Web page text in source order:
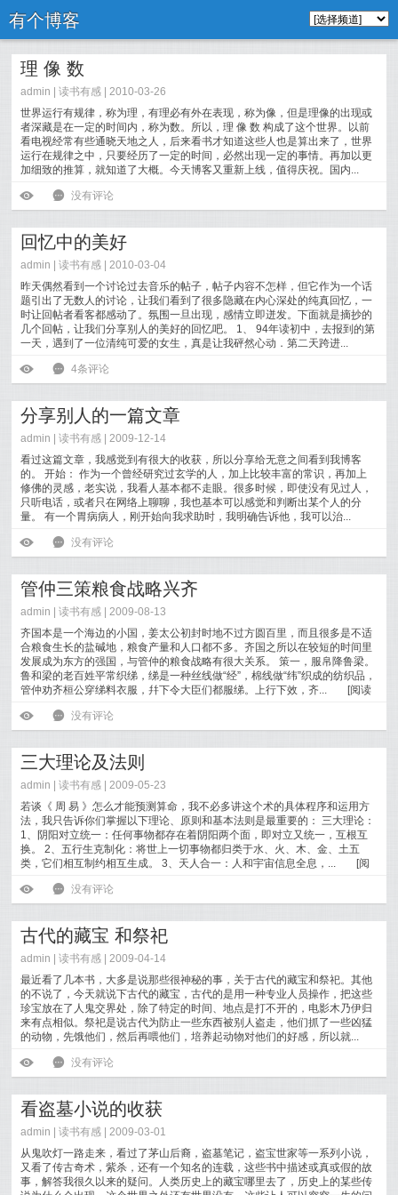
有个博客
理 像 数
admin |读书有感 | 2010-03-26
世界运行有规律，称为理，有理必有外在表现，称为像，但是理像的出现或
者深藏是在一定的时间内，称为数。所以，理 像 数 构成了这个世界。以前
看电视经常有些通晓天地之人，后来看书才知道这些人也是算出来了，世界
运行在规律之中，只要经历了一定的时间，必然出现一定的事情。再加以更
加细致的推算，就知道了大概。今天博客又重新上线，值得庆祝。国内...
ė
6 没有评论
回忆中的美好
admin |读书有感 | 2010-03-04
昨天偶然看到一个讨论过去音乐的帖子，帖子内容不怎样，但它作为一个话
题引出了无数人的讨论，让我们看到了很多隐藏在内心深处的纯真回忆，一
时让回帖者看客都感动了。氛围一旦出现，感情立即迸发。下面就是摘抄的
几个回帖，让我们分享别人的美好的回忆吧。 1、 94年读初中，去报到的第
一天，遇到了一位清纯可爱的女生，真是让我砰然心动．第二天跨进...
ė
6 4条评论
分享别人的一篇文章
admin |读书有感 | 2009-12-14
看过这篇文章，我感觉到有很大的收获，所以分享给无意之间看到我博客
的。 开始： 作为一个曾经研究过玄学的人，加上比较丰富的常识，再加上
修佛的灵感，老实说，我看人基本都不走眼。很多时候，即使没有见过人，
只听电话，或者只在网络上聊聊，我也基本可以感觉和判断出某个人的分
量。 有一个胃病病人，刚开始向我求助时，我明确告诉他，我可以治...
ė
6 没有评论
管仲三策粮食战略兴齐
admin |读书有感 | 2009-08-13
齐国本是一个海边的小国，姜太公初封时地不过方圆百里，而且很多是不适
合粮食生长的盐碱地，粮食产量和人口都不多。齐国之所以在较短的时间里
发展成为东方的强国，与管仲的粮食战略有很大关系。 策一，服帛降鲁梁。
鲁和梁的老百姓平常织绨，绨是一种丝线做“经”，棉线做“纬”织成的纺织品，
管仲劝齐桓公穿绨料衣服，幷下令大臣们都服绨。上行下效，齐...
[阅读
ė
6 没有评论
三大理论及法则
admin |读书有感 | 2009-05-23
若谈《 周 易 》怎么才能预测算命，我不必多讲这个术的具体程序和运用方
法，我只告诉你们掌握以下理论、原则和基本法则是最重要的： 三大理论：
1、阴阳对立统一：任何事物都存在着阴阳两个面，即对立又统一，互根互
换。 2、五行生克制化：将世上一切事物都归类于水、火、木、金、土五
类，它们相互制约相互生成。 3、天人合一：人和宇宙信息全息，...
[阅
ė
6 没有评论
古代的藏宝 和祭祀
admin |读书有感 | 2009-04-14
最近看了几本书，大多是说那些很神秘的事，关于古代的藏宝和祭祀。其他
的不说了，今天就说下古代的藏宝，古代的是用一种专业人员操作，把这些
珍宝放在了人鬼交界处，除了特定的时间、地点是打不开的，电影木乃伊归
来有点相似。祭祀是说古代为防止一些东西被别人盗走，他们抓了一些凶猛
的动物，先饿他们，然后再喂他们，培养起动物对他们的好感，所以就...
ė
6 没有评论
看盗墓小说的收获
admin |读书有感 | 2009-03-01
从鬼吹灯一路走来，看过了茅山后裔，盗墓笔记，盗宝世家等一系列小说，
又看了传古奇术，紫杀，还有一个知名的连载，这些书中描述或真或假的故
事，解答我很久以来的疑问。人类历史上的藏宝哪里去了，历史上的某些传